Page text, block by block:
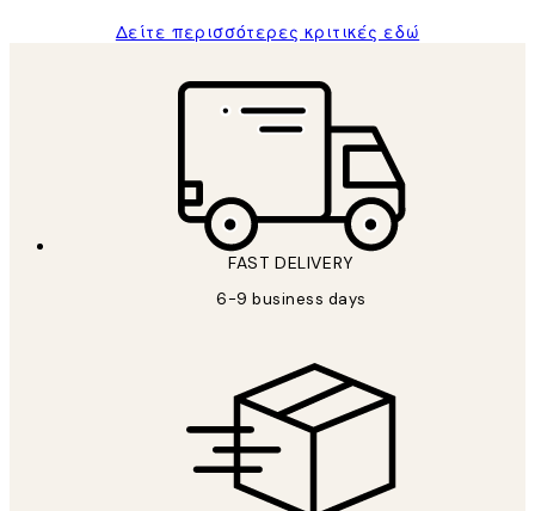
Δείτε περισσότερες κριτικές εδώ
FAST DELIVERY
6-9 business days